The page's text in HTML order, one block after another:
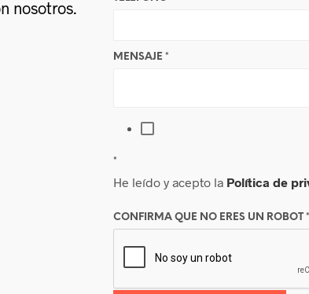
nosotros.
MENSAJE *
*
He leído y acepto la Política de
CONFIRMA QUE NO ERES UN ROBOT *